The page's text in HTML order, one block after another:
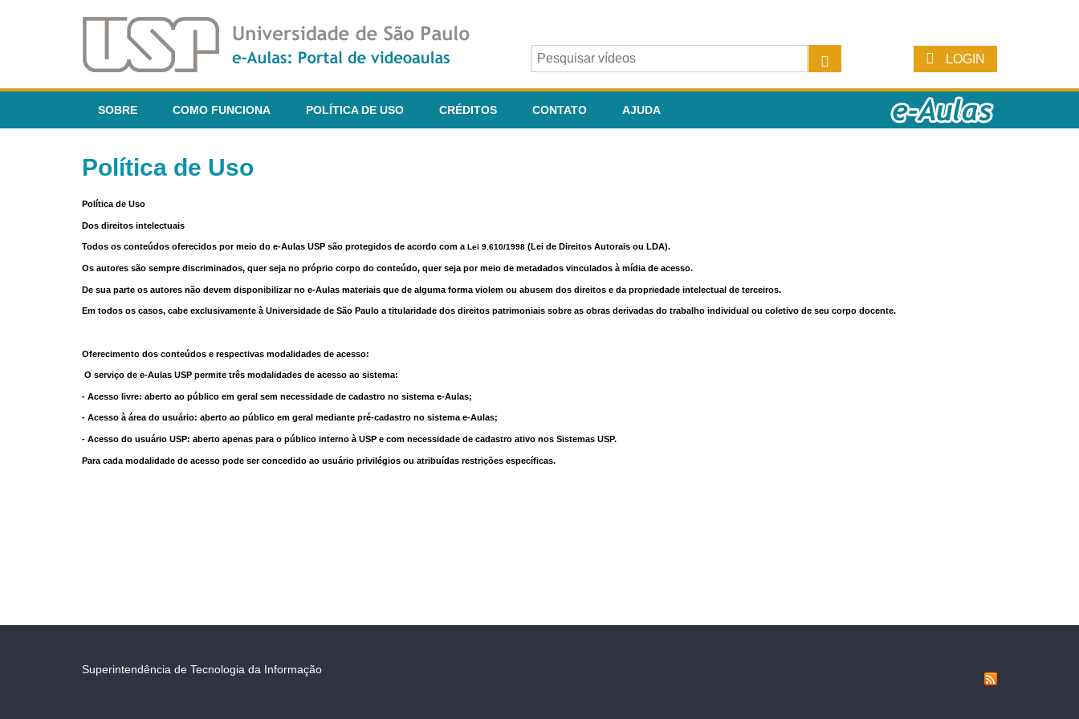
LOGIN
SOBRE COMO FUNCIONA POLÍTICA DE USO CRÉDITOS CONTATO AJUDA
Política de Uso
Política de Uso
Dos direitos intelectuais
Todos os conteúdos oferecidos por meio do e-Aulas USP são protegidos de acordo com a Lei 9.610/1998 (Lei de Direitos Autorais ou LDA).
Os autores são sempre discriminados, quer seja no próprio corpo do conteúdo, quer seja por meio de metadados vinculados à mídia de acesso.
De sua parte os autores não devem disponibilizar no e-Aulas materiais que de alguma forma violem ou abusem dos direitos e da propriedade intelectual de terceiros.
Em todos os casos, cabe exclusivamente à Universidade de São Paulo a titularidade dos direitos patrimoniais sobre as obras derivadas do trabalho individual ou coletivo de seu corpo docente.
Oferecimento dos conteúdos e respectivas modalidades de acesso:
O serviço de e-Aulas USP permite três modalidades de acesso ao sistema:
- Acesso livre: aberto ao público em geral sem necessidade de cadastro no sistema e-Aulas;
- Acesso à área do usuário: aberto ao público em geral mediante pré-cadastro no sistema e-Aulas;
- Acesso do usuário USP: aberto apenas para o público interno à USP e com necessidade de cadastro ativo nos Sistemas USP.
Para cada modalidade de acesso pode ser concedido ao usuário privilégios ou atribuídas restrições específicas.
Superintendência de Tecnologia da Informação